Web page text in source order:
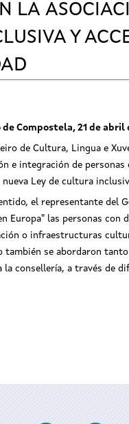
LA
Y
Compostela, 21 de abril
de Cultura, Lingua e
e integración de
nueva Ley de cultura
el representante del
Europa" las personas con
o infraestructuras
también se abordaron
la consellería, a través de